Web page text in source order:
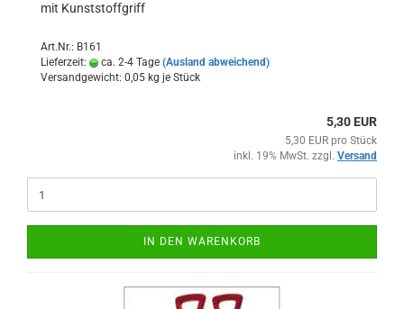
mit Kunststoffgriff
Art.Nr.: B161
Lieferzeit:
ca. 2-4 Tage (Ausland abweichend)
Versandgewicht: 0,05 kg je Stück
5,30 EUR
5,30 EUR pro Stück
inkl. 19% MwSt. zzgl. Versand
IN DEN WARENKORB